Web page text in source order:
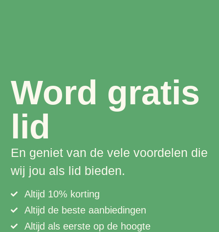
Word gratis
lid
En geniet van de vele voordelen die
wij jou als lid bieden.
Altijd 10% korting
Altijd de beste aanbiedingen
Altijd als eerste op de hoogte